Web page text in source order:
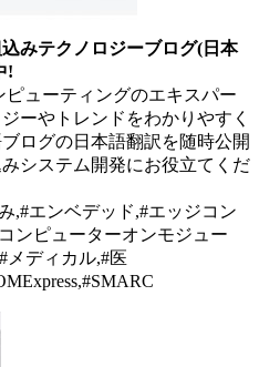
みテクノロジーブログ(日本
!
ピューティングのエキスパー
ーやトレンドをわかりやすく
ログの日本語翻訳を随時公開
システム開発にお役立てくだ
,#エンベデッド,#エッジコン
ンピューターオンモジュー
メディカル,#医